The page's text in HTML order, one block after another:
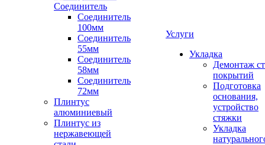
Соединитель
Соединитель
100мм
Соединитель
55мм
Соединитель
58мм
Соединитель
72мм
Плинтус
алюминиевый
Плинтус из
нержавеющей
Услуги
Укладка
Демонтаж
покрытий
Подготовка
основания,
устройство
стяжки
Укладка